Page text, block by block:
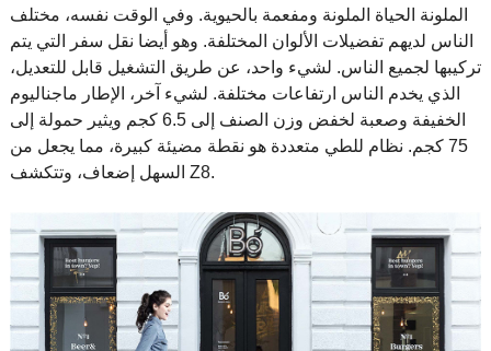
الملونة الحياة الملونة ومفعمة بالحيوية. وفي الوقت نفسه، مختلف
الناس لديهم تفضيلات الألوان المختلفة. وهو أيضا نقل سفر التي يتم
تركيبها لجميع الناس. لشيء واحد، عن طريق التشغيل قابل للتعديل،
الذي يخدم الناس ارتفاعات مختلفة. لشيء آخر، الإطار ماجناليوم
الخفيفة وصعبة لخفض وزن الصنف إلى 6.5 كجم ويثير حمولة إلى
75 كجم. نظام للطي متعددة هو نقطة مضيئة كبيرة، مما يجعل من
السهل إضعاف، وتتكشف Z8.